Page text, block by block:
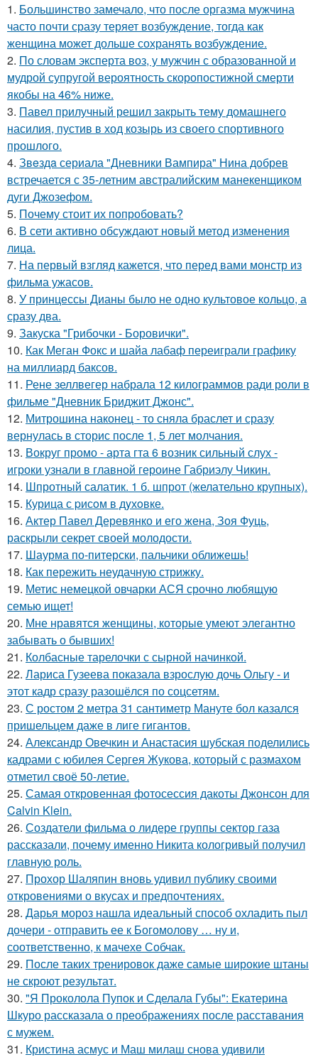
1. Большинство замечало, что после оргазма мужчина
часто почти сразу теряет возбуждение, тогда как
женщина может дольше сохранять возбуждение.
2. По словам эксперта воз, у мужчин с образованной и
мудрой супругой вероятность скоропостижной смерти
якобы на 46% ниже.
3. Павел прилучный решил закрыть тему домашнего
насилия, пустив в ход козырь из своего спортивного
прошлого.
4. Звeздa сериала "Дневники Вампира" Нина добрев
встречается с 35-летним австралийским манекенщиком
дуги Джозефом.
5. Почему стоит их попробовать?
6. В сети активно обсуждают новый метод изменения
лица.
7. На первый взгляд кажется, что перед вами монстр из
фильма ужасов.
8. У принцессы Дианы было не одно культовое кольцо, а
сразу два.
9. Закуска "Грибочки - Боровички".
10. Как Меган Фокс и шайа лабаф переиграли графику
на миллиард баксов.
11. Рене зеллвегер набрала 12 килограммов ради роли в
фильме "Дневник Бриджит Джонс".
12. Митрошина наконец - то сняла браслет и сразу
вернулась в сторис после 1, 5 лет молчания.
13. Вокруг промо - арта гта 6 возник сильный слух -
игроки узнали в главной героине Габриэлу Чикин.
14. Шпротный салатик. 1 б. шпрот (желательно крупных).
15. Курица с pисoм в дyхoвке.
16. Актер Павел Деревянко и его жена, Зоя Фуць,
раскрыли секрет своей молодости.
17. Шаурма по-питерски, пальчики оближешь!
18. Как пережить неудачную стрижку.
19. Метис немецкой овчарки АСЯ срочно любящую
семью ищет!
20. Мне нравятся женщины, которые умеют элегантно
забывать о бывших!
21. Колбасные тарелочки с сырной начинкой.
22. Лариса Гузеева показала взрослую дочь Ольгу - и
этот кадр сразу разошёлся по соцсетям.
23. С ростом 2 метра 31 сантиметр Мануте бол казался
пришельцем даже в лиге гигантов.
24. Александр Овечкин и Анастасия шубская поделились
кадрами с юбилея Сергея Жукова, который с размахом
отметил своё 50-летие.
25. Самая откровенная фотосессия дакоты Джонсон для
Calvin Klein.
26. Создатели фильма о лидере группы сектор газа
рассказали, почему именно Никита кологривый получил
главную роль.
27. Прохор Шаляпин вновь удивил публику своими
откровениями о вкусах и предпочтениях.
28. Дарья мороз нашла идеальный способ охладить пыл
дочери - отправить ее к Богомолову … ну и,
соответственно, к мачехе Собчак.
29. После таких тренировок даже самые широкие штаны
не скроют результат.
30. "Я Проколола Пупок и Сделала Губы": Екатерина
Шкуро рассказала о преображениях после расставания
с мужем.
31. Кристина асмус и Маш милаш снова удивили